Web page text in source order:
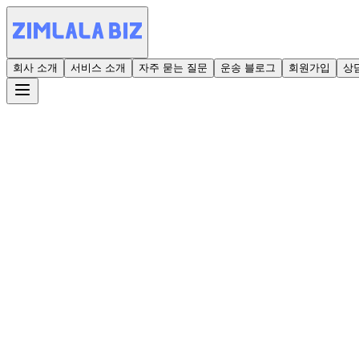
회사 소개 서비스 소개 자주 묻는 질문 운송 블로그 회원가입 상